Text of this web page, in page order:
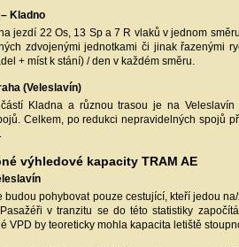
Kladno
jezdí 22 Os, 13 Sp a 7 R vlaků v jednom
zdvojenými jednotkami či jinak řazenými
+ míst k stání) / den v každém směru.
(Veleslavín)
Kladna a různou trasou je na
Celkem, po redukci nepravidelných spojů
výhledové kapacity TRAM AE
budou pohybovat pouze cestující, kteří jedou
v tranzitu se do této statistiky
VPD by teoreticky mohla kapacita letiště